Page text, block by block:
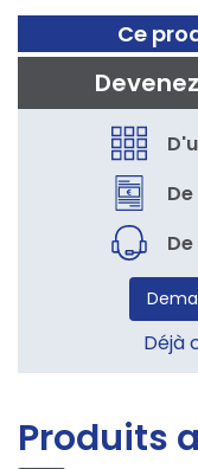
Ce
Déjà
Produits